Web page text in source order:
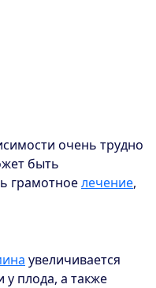
очень трудно
быть
грамотноелечение,
увеличивается
плода, а также